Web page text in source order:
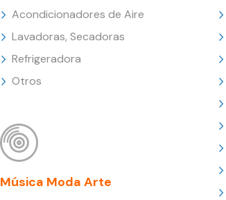
Acondicionadores de Aire
Lavadoras, Secadoras
Refrigeradora
Otros
Música Moda Arte